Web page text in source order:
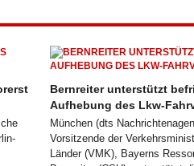
Bernreiter unterstützt
Aufhebung des Lkw-
München (dts
Vorsitzende der
Länder (VMK), Bayerns